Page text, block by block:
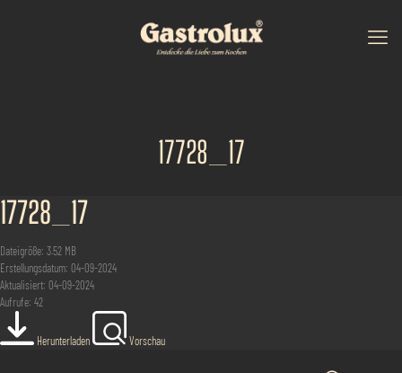
17728_17
17728_17
Dateigröße: 3.52 MB
Erstellungsdatum: 04-09-2024
Aktualisiert: 04-09-2024
Aufrufe: 42
Herunterladen Vorschau